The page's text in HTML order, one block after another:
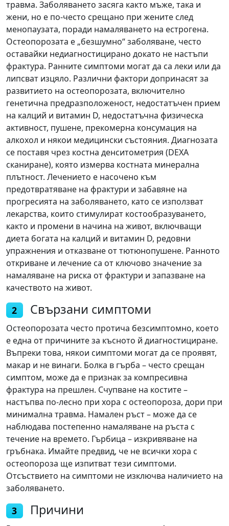
травма. Заболяването засяга както мъже, така и
жени, но е по-често срещано при жените след
менопаузата, поради намаляването на естрогена.
Остеопорозата е „безшумно“ заболяване, често
оставайки недиагностицирано докато не настъпи
фрактура. Ранните симптоми могат да са леки или да
липсват изцяло. Различни фактори допринасят за
развитието на остеопорозата, включително
генетична предразположеност, недостатъчен прием
на калций и витамин D, недостатъчна физическа
активност, пушене, прекомерна консумация на
алкохол и някои медицински състояния. Диагнозата
се поставя чрез костна денситометрия (DEXA
сканиране), която измерва костната минерална
плътност. Лечението е насочено към
предотвратяване на фрактури и забавяне на
прогресията на заболяването, като се използват
лекарства, които стимулират костообразуването,
както и промени в начина на живот, включващи
диета богата на калций и витамин D, редовни
упражнения и отказване от тютюнопушене. Ранното
откриване и лечение са от ключово значение за
намаляване на риска от фрактури и запазване на
качеството на живот.
2 Свързани симптоми
Остеопорозата често протича безсимптомно, което
е една от причините за късното й диагностициране.
Въпреки това, някои симптоми могат да се проявят,
макар и не винаги. Болка в гърба – често срещан
симптом, може да е признак за компресивна
фрактура на прешлен. Счупване на костите –
настъпва по-лесно при хора с остеопороза, дори при
минимална травма. Намален ръст – може да се
наблюдава постепенно намаляване на ръста с
течение на времето. Гърбица – изкривяване на
гръбнака. Имайте предвид, че не всички хора с
остеопороза ще изпитват тези симптоми.
Отсъствието на симптоми не изключва наличието на
заболяването.
3 Причини